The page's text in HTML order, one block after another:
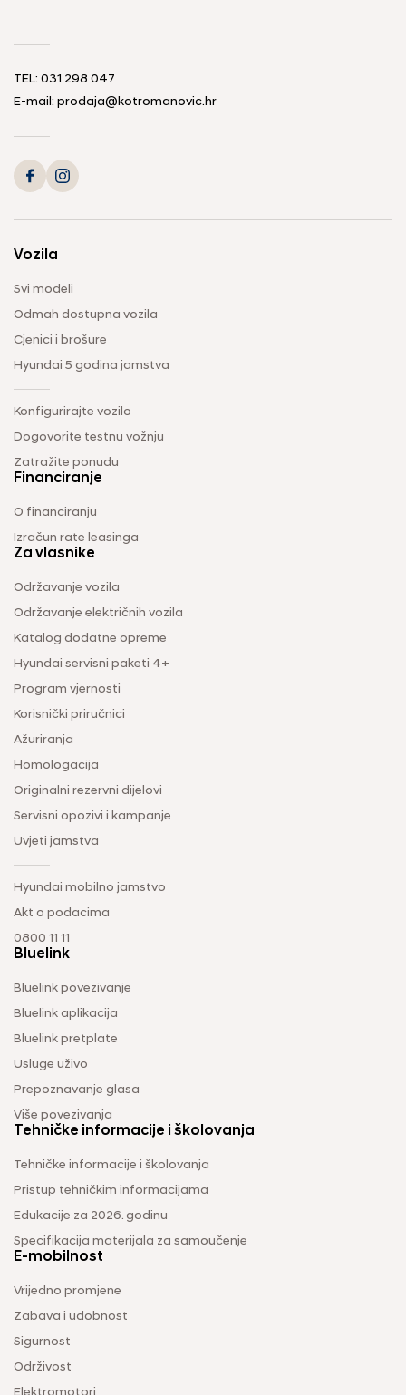
TEL: 031 298 047
E-mail: prodaja@kotromanovic.hr
Vozila
Svi modeli
Odmah dostupna vozila
Cjenici i brošure
Hyundai 5 godina jamstva
Konfigurirajte vozilo
Dogovorite testnu vožnju
Zatražite ponudu
Financiranje
O financiranju
Izračun rate leasinga
Za vlasnike
Održavanje vozila
Održavanje električnih vozila
Katalog dodatne opreme
Hyundai servisni paketi 4+
Program vjernosti
Korisnički priručnici
Ažuriranja
Homologacija
Originalni rezervni dijelovi
Servisni opozivi i kampanje
Uvjeti jamstva
Hyundai mobilno jamstvo
Akt o podacima
0800 11 11
Bluelink
Bluelink povezivanje
Bluelink aplikacija
Bluelink pretplate
Usluge uživo
Prepoznavanje glasa
Više povezivanja
Tehničke informacije i školovanja
Tehničke informacije i školovanja
Pristup tehničkim informacijama
Edukacije za 2026. godinu
Specifikacija materijala za samoučenje
E-mobilnost
Vrijedno promjene
Zabava i udobnost
Sigurnost
Održivost